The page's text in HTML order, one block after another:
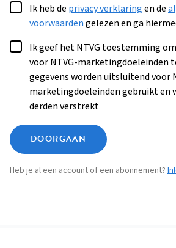
Ik heb de privacy verklaringen de
voorwaardengelezen en ga
Ik geef het NTVG toestemming
voor NTVG-marketingdoeleinden
gegevens worden uitsluitend voor
marketingdoeleinden gebruikt en
derden verstrekt
DOORGAAN
Heb je al een account of een abonnement?